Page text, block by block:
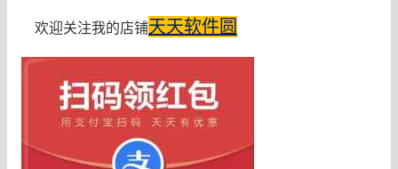
欢迎关注我的店铺天天软件圆